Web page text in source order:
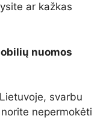
ar kažkas
nuomos
svarbu
nepermokėti